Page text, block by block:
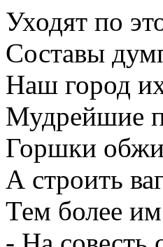
Уходят по
Составы
Наш город
Мудрейшие
Горшки
А строить
Тем более